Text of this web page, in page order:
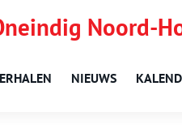
Noord-
NIEUWS